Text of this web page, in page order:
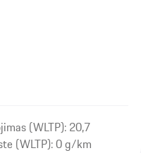
(WLTP): 20,7
(WLTP): 0 g/km